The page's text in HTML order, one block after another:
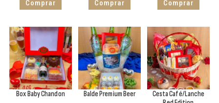
Comprar Comprar Comprar
Box Baby Chandon Balde Premium Beer
Cesta Café/Lanche